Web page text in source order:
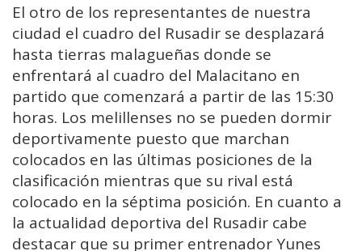
El otro de los representantes de nuestra
ciudad el cuadro del Rusadir se desplazará
hasta tierras malagueñas donde se
enfrentará al cuadro del Malacitano en
partido que comenzará a partir de las 15:30
horas. Los melillenses no se pueden dormir
deportivamente puesto que marchan
colocados en las últimas posiciones de la
clasificación mientras que su rival está
colocado en la séptima posición. En cuanto a
la actualidad deportiva del Rusadir cabe
destacar que su primer entrenador Yunes